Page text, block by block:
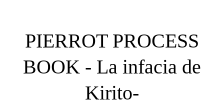
PIERROT PROCESS
BOOK - La infacia de
Kirito-